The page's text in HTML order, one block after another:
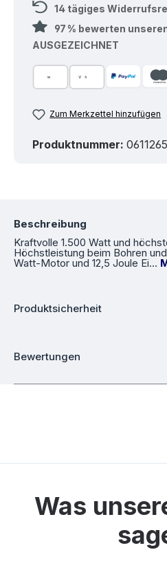
14 tägiges
97 % bewerten
AUSGEZEICHNET
Zum Merkzettel hinzufügen
Produktnummer:
Beschreibung
Kraftvolle 1.500 Watt und
Höchstleistung beim Bohren
Watt-Motor und 12,5 Joule Ei…
Produktsicherheit
Bewertungen
Was